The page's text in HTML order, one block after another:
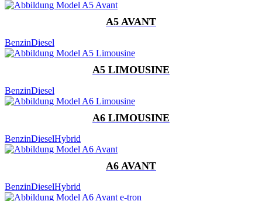
A5 AVANT
BenzinDiesel
A5 LIMOUSINE
BenzinDiesel
A6 LIMOUSINE
BenzinDieselHybrid
A6 AVANT
BenzinDieselHybrid